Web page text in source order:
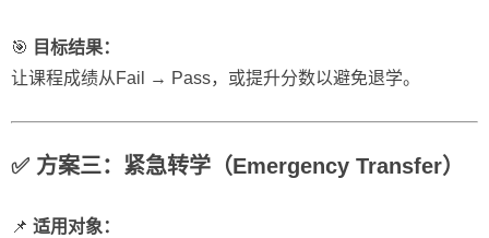
🎯 目标结果：
让课程成绩从Fail → Pass，或提升分数以避免退学。
✅ 方案三：紧急转学（Emergency Transfer）
📌 适用对象：